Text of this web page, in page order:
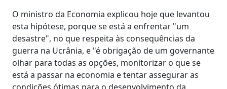
O ministro da Economia explicou hoje que levantou
esta hipótese, porque se está a enfrentar "um
desastre", no que respeita às consequências da
guerra na Ucrânia, e "é obrigação de um governante
olhar para todas as opções, monitorizar o que se
está a passar na economia e tentar assegurar as